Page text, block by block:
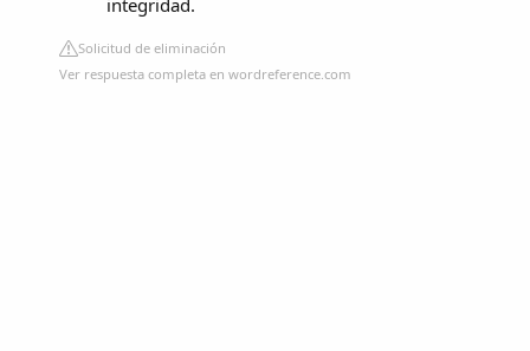
integridad.
Solicitud de eliminación
Ver respuesta completa en wordreference.com